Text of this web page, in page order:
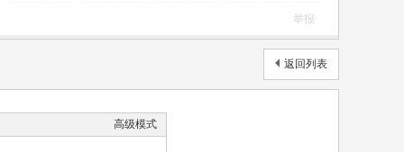
举报
返回列表
高级模式